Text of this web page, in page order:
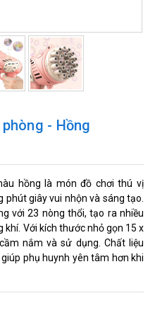
- Hồng
hồng là món đồ chơi thú vị
giây vui nhộn và sáng tạo.
với 23 nòng thổi, tạo ra nhiều
khí. Với kích thước nhỏ gọn 15 x
nắm và sử dụng. Chất liệu
phụ huynh yên tâm hơn khi